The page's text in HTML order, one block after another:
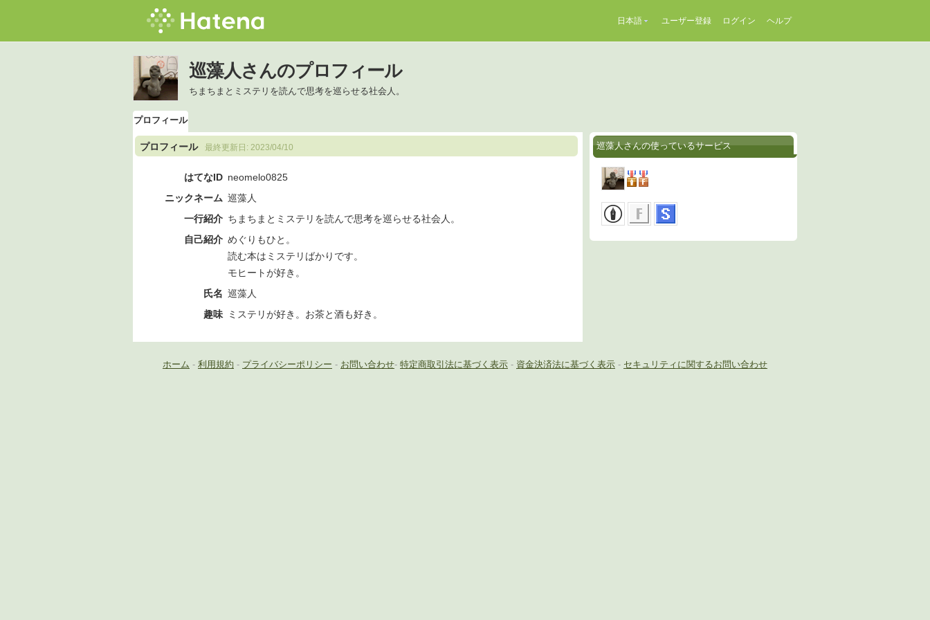
日本語 ユーザー登録 ログイン ヘルプ
巡藻人さんのプロフィール
ちまちまとミステリを読んで思考を巡らせる社会人。
プロフィール
プロフィール 最終更新日: 2023/04/10
はてなID neomelo0825
ニックネーム 巡藻人
一行紹介 ちまちまとミステリを読んで思考を巡らせる社会人。
自己紹介 めぐりもひと。
読む本はミステリばかりです。
モヒートが好き。
氏名 巡藻人
趣味
ミステリが好き。お茶と酒も好き。
巡藻人さんの使っているサービス
ホーム - 利用規約 - プライバシーポリシー - お問い合わせ- 特定商取引法に基づく表示 - 資金決済法に基づく表示 - セキュリティに関するお問い合わせ